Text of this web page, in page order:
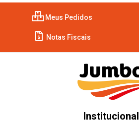
Meus Pedidos
Notas Fiscais
Institucional